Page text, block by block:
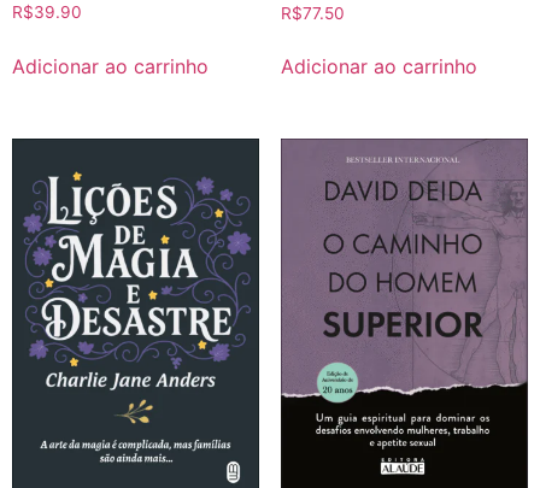
R$39.90
Adicionar ao carrinho
R$77.50
Adicionar ao carrinho